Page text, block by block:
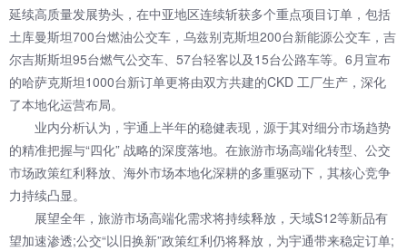
延续高质量发展势头，在中亚地区连续斩获多个重点项目订单，包括
土库曼斯坦700台燃油公交车，乌兹别克斯坦200台新能源公交车，吉
尔吉斯斯坦95台燃气公交车、57台轻客以及15台公路车等。6月宣布
的哈萨克斯坦1000台新订单更将由双方共建的CKD 工厂生产，深化
了本地化运营布局。
业内分析认为，宇通上半年的稳健表现，源于其对细分市场趋势
的精准把握与“四化” 战略的深度落地。在旅游市场高端化转型、公交
市场政策红利释放、海外市场本地化深耕的多重驱动下，其核心竞争
力持续凸显。​
展望全年，旅游市场高端化需求将持续释放，天域S12等新品有
望加速渗透;公交“以旧换新”政策红利仍将释放，为宇通带来稳定订单;